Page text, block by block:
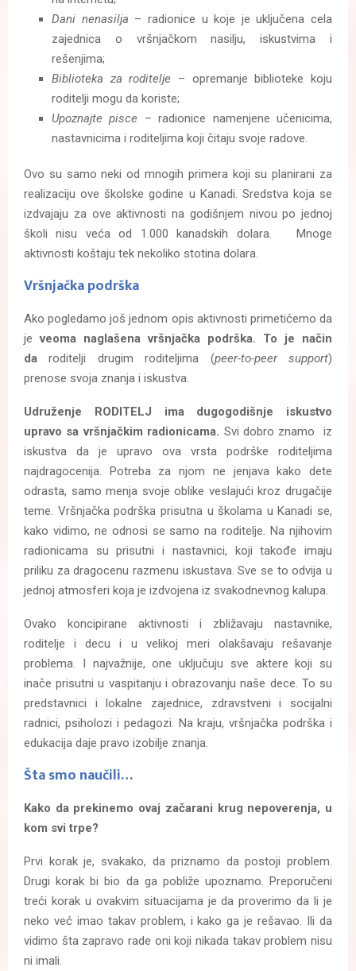
Dani nenasilja – radionice u koje je uključena cela
zajednica o vršnjačkom nasilju, iskustvima i
rešenjima;
Biblioteka za roditelje – opremanje biblioteke koju
roditelji mogu da koriste;
Upoznajte pisce – radionice namenjene učenicima,
nastavnicima i roditeljima koji čitaju svoje radove.
Ovo su samo neki od mnogih primera koji su planirani za
realizaciju ove školske godine u Kanadi. Sredstva koja se
izdvajaju za ove aktivnosti na godišnjem nivou po jednoj
školi nisu veća od 1.000 kanadskih dolara. Mnoge
aktivnosti koštaju tek nekoliko stotina dolara.
Vršnjačka podrška
Ako pogledamo još jednom opis aktivnosti primetićemo da
jeveoma naglašena vršnjačka podrška. To je način
daroditelji drugim roditeljima (peer-to-peer support)
prenose svoja znanja i iskustva.
Udruženje RODITELJ ima dugogodišnje iskustvo
upravo sa vršnjačkim radionicama. Svi dobro znamo iz
iskustva da je upravo ova vrsta podrške roditeljima
najdragocenija. Potreba za njom ne jenjava kako dete
odrasta, samo menja svoje oblike veslajući kroz drugačije
teme. Vršnjačka podrška prisutna u školama u Kanadi se,
kako vidimo, ne odnosi se samo na roditelje. Na njihovim
radionicama su prisutni i nastavnici, koji takođe imaju
priliku za dragocenu razmenu iskustava. Sve se to odvija u
jednoj atmosferi koja je izdvojena iz svakodnevnog kalupa.
Ovako koncipirane aktivnosti i zbližavaju nastavnike,
roditelje i decu i u velikoj meri olakšavaju rešavanje
problema. I najvažnije, one uključuju sve aktere koji su
inače prisutni u vaspitanju i obrazovanju naše dece. To su
predstavnici i lokalne zajednice, zdravstveni i socijalni
radnici, psiholozi i pedagozi. Na kraju, vršnjačka podrška i
edukacija daje pravo izobilje znanja.
Šta smo naučili…
Kako da prekinemo ovaj začarani krug nepoverenja, u
kom svi trpe?
Prvi korak je, svakako, da priznamo da postoji problem.
Drugi korak bi bio da ga pobliže upoznamo. Preporučeni
treći korak u ovakvim situacijama je da proverimo da li je
neko već imao takav problem, i kako ga je rešavao. Ili da
vidimo šta zapravo rade oni koji nikada takav problem nisu
ni imali.